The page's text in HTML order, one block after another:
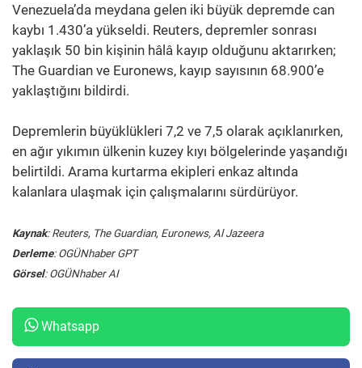
Venezuela’da meydana gelen iki büyük depremde can
kaybı 1.430’a yükseldi. Reuters, depremler sonrası
yaklaşık 50 bin kişinin hâlâ kayıp olduğunu aktarırken;
The Guardian ve Euronews, kayıp sayısının 68.900’e
yaklaştığını bildirdi.
Depremlerin büyüklükleri 7,2 ve 7,5 olarak açıklanırken,
en ağır yıkımın ülkenin kuzey kıyı bölgelerinde yaşandığı
belirtildi. Arama kurtarma ekipleri enkaz altında
kalanlara ulaşmak için çalışmalarını sürdürüyor.
Kaynak: Reuters, The Guardian, Euronews, Al Jazeera
Derleme: OGÜNhaber GPT
Görsel: OGÜNhaber AI
Whatsapp